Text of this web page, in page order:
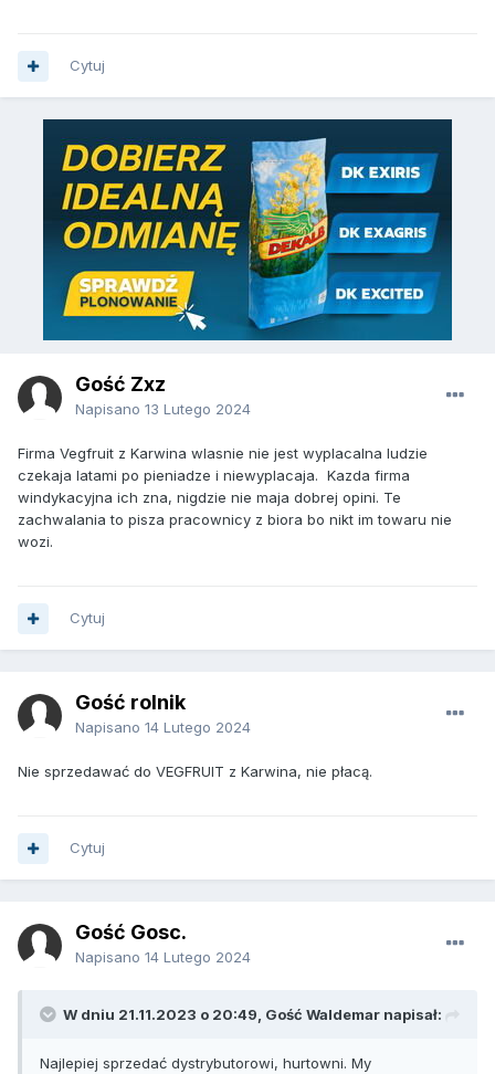
Cytuj
Gość Zxz
Napisano 13 Lutego 2024
Firma Vegfruit z Karwina wlasnie nie jest wyplacalna ludzie
czekaja latami po pieniadze i niewyplacaja. Kazda firma
windykacyjna ich zna, nigdzie nie maja dobrej opini. Te
zachwalania to pisza pracownicy z biora bo nikt im towaru nie
wozi.
Cytuj
Gość rolnik
Napisano 14 Lutego 2024
Nie sprzedawać do VEGFRUIT z Karwina, nie płacą.
Cytuj
Gość Gosc.
Napisano 14 Lutego 2024
W dniu 21.11.2023 o 20:49, Gość Waldemar napisał:
Najlepiej sprzedać dystrybutorowi, hurtowni. My